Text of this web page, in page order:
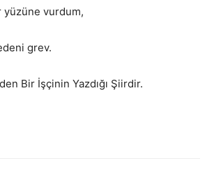
yüzüne vurdum,
grev.
Bir İşçinin Yazdığı Şiirdir.